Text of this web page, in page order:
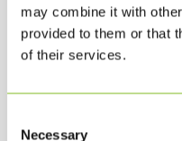
may combine it with
provided to them or that
of their services.
Necessary
DR: Indslag i P4
udløbet)